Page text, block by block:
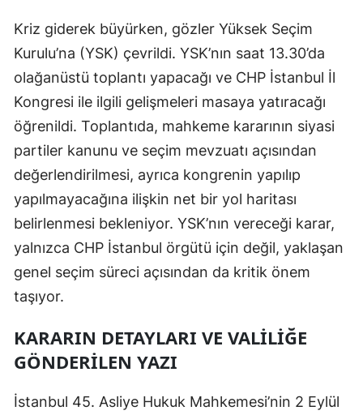
Malatya
Manisa
Mardin
Muğla
Muş
Nevşehir
Niğde
Kriz giderek büyürken, gözler Yüksek Seçim
Kurulu’na (YSK) çevrildi. YSK’nın saat 13.30’da
olağanüstü toplantı yapacağı ve CHP İstanbul İl
Kongresi ile ilgili gelişmeleri masaya yatıracağı
öğrenildi. Toplantıda, mahkeme kararının siyasi
partiler kanunu ve seçim mevzuatı açısından
değerlendirilmesi, ayrıca kongrenin yapılıp
yapılmayacağına ilişkin net bir yol haritası
belirlenmesi bekleniyor. YSK’nın vereceği karar,
yalnızca CHP İstanbul örgütü için değil, yaklaşan
genel seçim süreci açısından da kritik önem
taşıyor.
KARARIN DETAYLARI VE VALILIĞE
GÖNDERILEN YAZI
İstanbul 45. Asliye Hukuk Mahkemesi’nin 2 Eylül